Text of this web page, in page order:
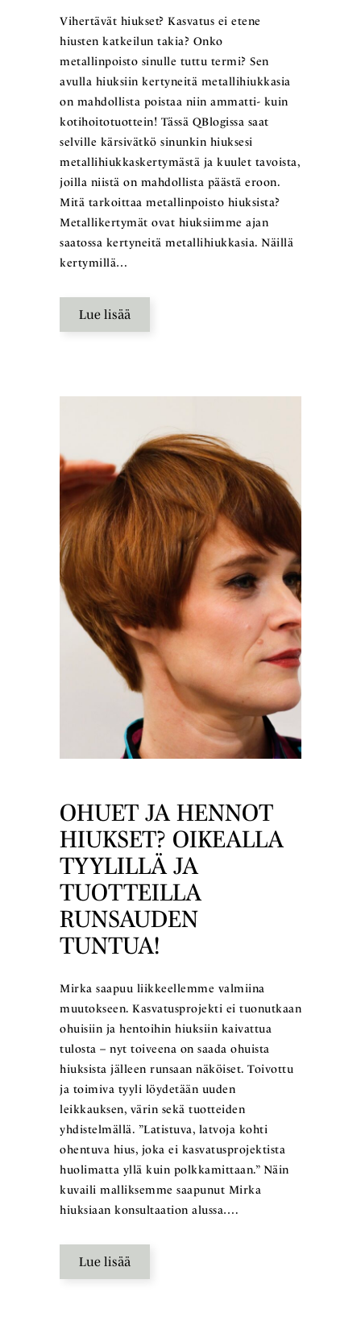
Vihertävät hiukset? Kasvatus ei etene
hiusten katkeilun takia? Onko
metallinpoisto sinulle tuttu termi? Sen
avulla hiuksiin kertyneitä metallihiukkasia
on mahdollista poistaa niin ammatti- kuin
kotihoitotuottein! Tässä QBlogissa saat
selville kärsivätkö sinunkin hiuksesi
metallihiukkaskertymästä ja kuulet tavoista,
joilla niistä on mahdollista päästä eroon.
Mitä tarkoittaa metallinpoisto hiuksista?
Metallikertymät ovat hiuksiimme ajan
saatossa kertyneitä metallihiukkasia. Näillä
kertymillä…
Lue lisää
OHUET JA HENNOT
HIUKSET? OIKEALLA
TYYLILLÄ JA
TUOTTEILLA
RUNSAUDEN
TUNTUA!
Mirka saapuu liikkeellemme valmiina
muutokseen. Kasvatusprojekti ei tuonutkaan
ohuisiin ja hentoihin hiuksiin kaivattua
tulosta – nyt toiveena on saada ohuista
hiuksista jälleen runsaan näköiset. Toivottu
ja toimiva tyyli löydetään uuden
leikkauksen, värin sekä tuotteiden
yhdistelmällä. ”Latistuva, latvoja kohti
ohentuva hius, joka ei kasvatusprojektista
huolimatta yllä kuin polkkamittaan.” Näin
kuvaili malliksemme saapunut Mirka
hiuksiaan konsultaation alussa….
Lue lisää